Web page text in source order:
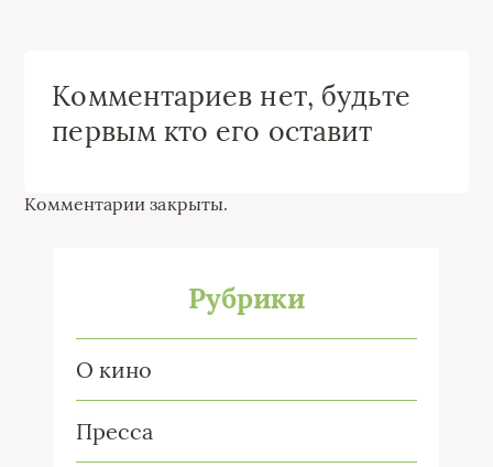
Комментариев нет, будьте
первым кто его оставит
Комментарии закрыты.
Рубрики
О кино
Пресса